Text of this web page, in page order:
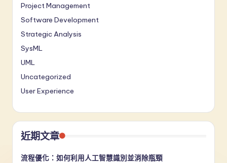
Project Management
Software Development
Strategic Analysis
SysML
UML
Uncategorized
User Experience
近期文章
流程優化：如何利用人工智慧識別並消除瓶頸